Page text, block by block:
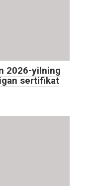
2026-yilning
sertifikat